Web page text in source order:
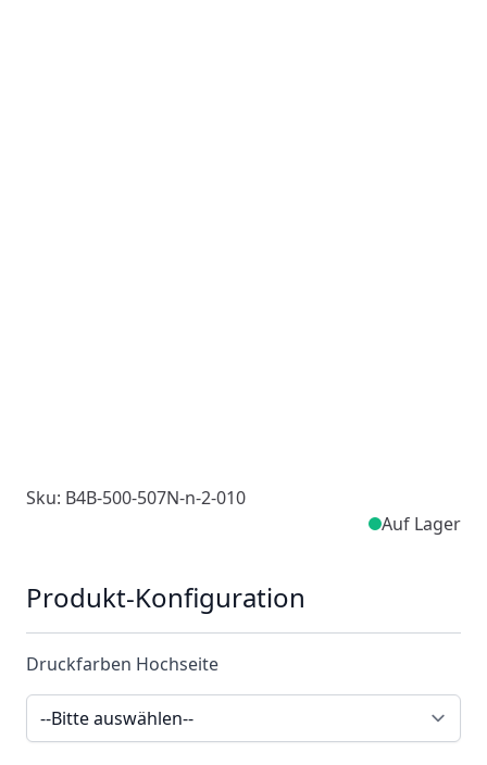
Sku: B4B-500-507N-n-2-010
Auf Lager
Produkt-Konfiguration
Druckfarben Hochseite